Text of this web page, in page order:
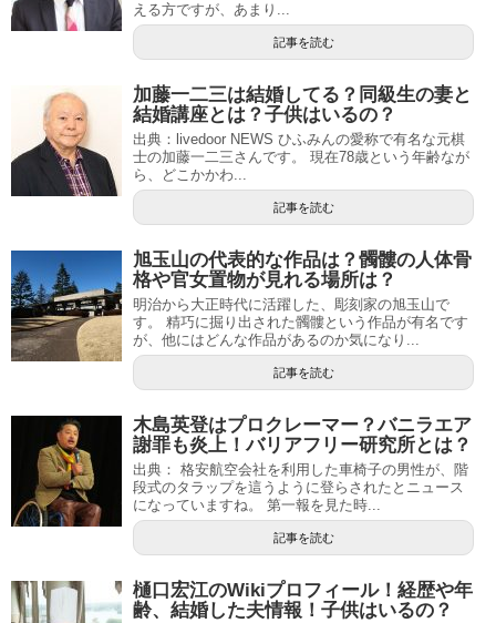
える方ですが、あまり...
記事を読む
加藤一二三は結婚してる？同級生の妻と
結婚講座とは？子供はいるの？
出典：livedoor NEWS ひふみんの愛称で有名な元棋
士の加藤一二三さんです。 現在78歳という年齢なが
ら、どこかかわ...
記事を読む
旭玉山の代表的な作品は？髑髏の人体骨
格や官女置物が見れる場所は？
明治から大正時代に活躍した、彫刻家の旭玉山で
す。 精巧に掘り出された髑髏という作品が有名です
が、他にはどんな作品があるのか気になり...
記事を読む
木島英登はプロクレーマー？バニラエア
謝罪も炎上！バリアフリー研究所とは？
出典： 格安航空会社を利用した車椅子の男性が、階
段式のタラップを這うように登らされたとニュース
になっていますね。 第一報を見た時...
記事を読む
樋口宏江のWikiプロフィール！経歴や年
齢、結婚した夫情報！子供はいるの？